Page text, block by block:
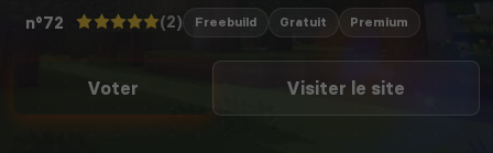
n°72 (2) Freebuild Gratuit Premium
Voter Visiter le site